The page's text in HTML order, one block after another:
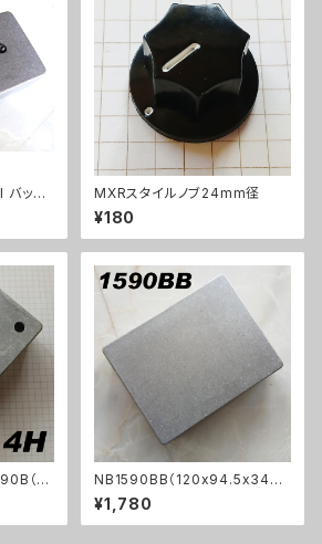
ッフ
MXRスタイルノブ24mm径
¥180
（11
キャス
NB1590BB（120x94.5x34ｍ
ｍ）アルミダイキャストケース
¥1,780